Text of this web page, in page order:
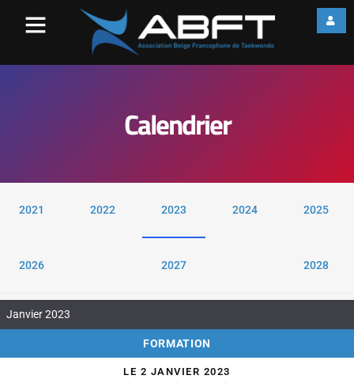
Calendrier
2021 2022 2023 2024 2025
2026 2027 2028
Janvier 2023
FORMATION
LE 2 JANVIER 2023